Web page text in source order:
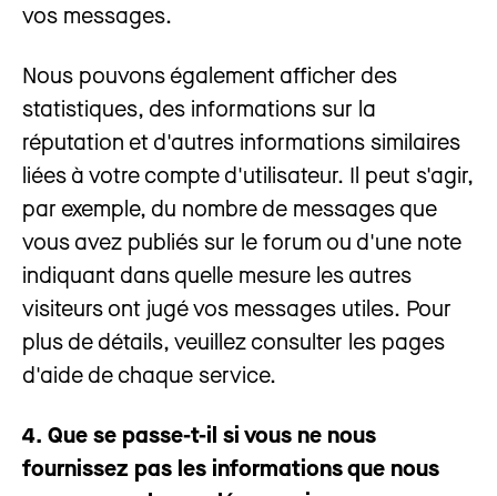
vos messages.
Nous pouvons également afficher des
statistiques, des informations sur la
réputation et d'autres informations similaires
liées à votre compte d'utilisateur. Il peut s'agir,
par exemple, du nombre de messages que
vous avez publiés sur le forum ou d'une note
indiquant dans quelle mesure les autres
visiteurs ont jugé vos messages utiles. Pour
plus de détails, veuillez consulter les pages
d'aide de chaque service.
4. Que se passe-t-il si vous ne nous
fournissez pas les informations que nous